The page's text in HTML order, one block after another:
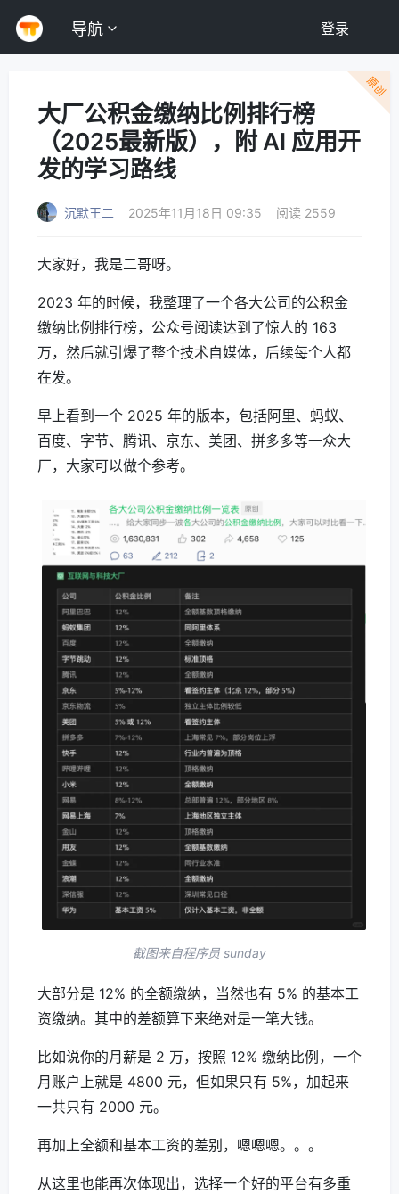
导航 登录
原创
大厂公积金缴纳比例排行榜
（2025最新版），附 AI 应用开
发的学习路线
沉默王二 2025年11月18日 09:35 阅读 2559
大家好，我是二哥呀。
2023 年的时候，我整理了一个各大公司的公积金
缴纳比例排行榜，公众号阅读达到了惊人的 163
万，然后就引爆了整个技术自媒体，后续每个人都
在发。
早上看到一个 2025 年的版本，包括阿里、蚂蚁、
百度、字节、腾讯、京东、美团、拼多多等一众大
厂，大家可以做个参考。
截图来自程序员 sunday
大部分是 12% 的全额缴纳，当然也有 5% 的基本工
资缴纳。其中的差额算下来绝对是一笔大钱。
比如说你的月薪是 2 万，按照 12% 缴纳比例，一个
月账户上就是 4800 元，但如果只有 5%，加起来
一共只有 2000 元。
再加上全额和基本工资的差别，嗯嗯嗯。。。
从这里也能再次体现出，选择一个好的平台有多重